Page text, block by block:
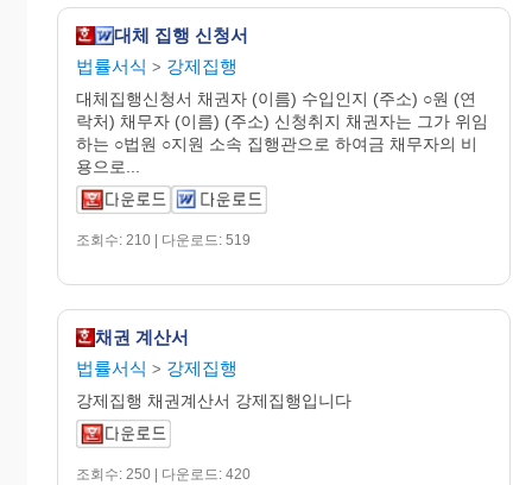
대체 집행 신청서
법률서식 > 강제집행
대체집행신청서 채권자 (이름) 수입인지 (주소) ○원 (연
락처) 채무자 (이름) (주소) 신청취지 채권자는 그가 위임
하는 ○법원 ○지원 소속 집행관으로 하여금 채무자의 비
용으로...
조회수: 210 | 다운로드: 519
채권 계산서
법률서식 > 강제집행
강제집행 채권계산서 강제집행입니다
조회수: 250 | 다운로드: 420